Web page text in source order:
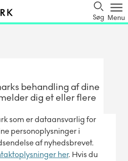
Søg Menu
behandling af dine
dig et eller flere
som er dataansvarlig for
personoplysninger i
af nyhedsbrevet.
her. Hvis du